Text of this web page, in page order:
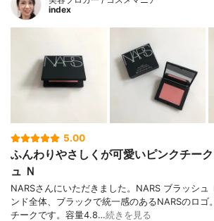
index
5.00
ふんわりやさしくが可愛いピンクチー
ュ Ｎ
NARSさんにいただきました。NARS ブラッシュ
ンド全体、ブラックで統一感のあるNARSのロゴ
チークです。容量4.8…続きを見る